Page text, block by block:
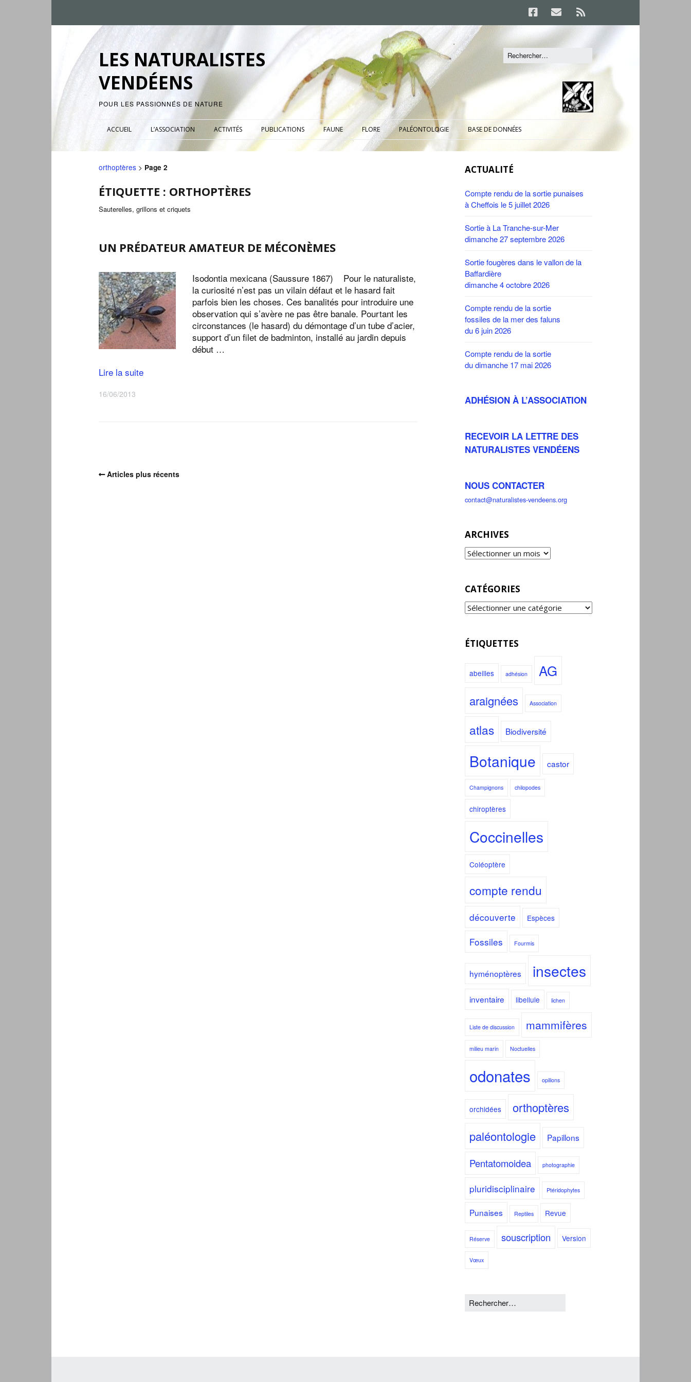
LES NATURALISTES
VENDÉENS
POUR LES PASSIONNÉS DE NATURE
ACCUEIL L’ASSOCIATION ACTIVITÉS PUBLICATIONS FAUNE FLORE PALÉONTOLOGIE BASE DE DONNÉES
orthoptères > Page 2
ÉTIQUETTE : ORTHOPTÈRES
Sauterelles, grillons et criquets
UN PRÉDATEUR AMATEUR DE MÉCONÈMES
Isodontia mexicana (Saussure 1867) Pour le naturaliste,
la curiosité n’est pas un vilain défaut et le hasard fait
parfois bien les choses. Ces banalités pour introduire une
observation qui s’avère ne pas être banale. Pourtant les
circonstances (le hasard) du démontage d’un tube d’acier,
support d’un filet de badminton, installé au jardin depuis
début …
Lire la suite
16/06/2013
Articles plus récents
ACTUALITÉ
Compte rendu de la sortie punaises
à Cheffois le 5 juillet 2026
Sortie à La Tranche-sur-Mer
dimanche 27 septembre 2026
Sortie fougères dans le vallon de la
Baffardière
dimanche 4 octobre 2026
Compte rendu de la sortie
fossiles de la mer des faluns
du 6 juin 2026
Compte rendu de la sortie
du dimanche 17 mai 2026
ADHÉSION À L’ASSOCIATION
RECEVOIR LA LETTRE DES
NATURALISTES VENDÉENS
NOUS CONTACTER
contact@naturalistes-vendeens.org
ARCHIVES
CATÉGORIES
ÉTIQUETTES
abeilles adhésion AG
araignées Association
atlas Biodiversité
Botanique castor
Champignons chilopodes
chiroptères
Coccinelles
Coléoptère
compte rendu
découverte Espèces
Fossiles Fourmis
hyménoptères insectes
inventaire libellule lichen
Liste de discussion mammifères
milieu marin Noctuelles
odonates opilions
orchidées
orthoptères
paléontologie
Papillons
Pentatomoidea photographie
pluridisciplinaire Ptéridophytes
Punaises Reptiles Revue
Réserve souscription Version
Vœux